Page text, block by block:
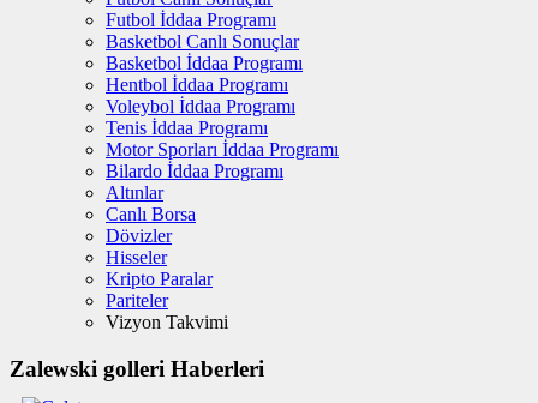
Futbol İddaa Programı
Basketbol Canlı Sonuçlar
Basketbol İddaa Programı
Hentbol İddaa Programı
Voleybol İddaa Programı
Tenis İddaa Programı
Motor Sporları İddaa Programı
Bilardo İddaa Programı
Altınlar
Canlı Borsa
Dövizler
Hisseler
Kripto Paralar
Pariteler
Vizyon Takvimi
Zalewski golleri Haberleri